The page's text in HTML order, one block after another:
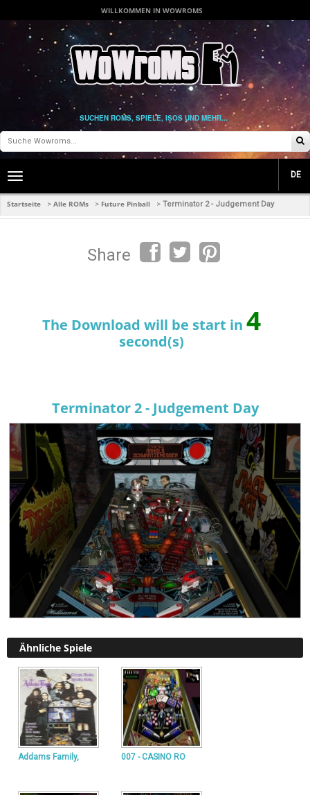
WILLKOMMEN IN WOWROMS
SUCHEN ROMS, SPIELE, ISOS UND MEHR...
Toggle
navigation
DE
Startseite > Alle ROMs > Future Pinball > Terminator 2 - Judgement Day
Share
The Download will be start in 4
second(s)
Terminator 2 - Judgement Day
Ähnliche Spiele
Addams Family, 007 - CASINO RO